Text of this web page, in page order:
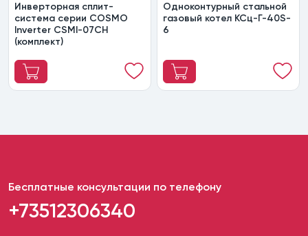
Инверторная сплит-
система серии COSMO
Inverter CSMI-07CH
(комплект)
Одноконтурный стальной
газовый котел КСц-Г-40S-
6
Бесплатные консультации по телефону
+73512306340